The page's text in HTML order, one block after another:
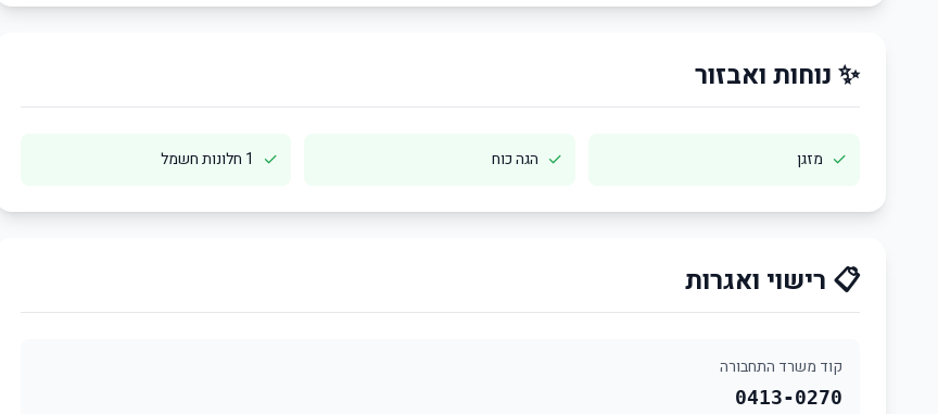
✨ נוחות ואבזור
✓ מזגן ✓ הגה כוח ✓ 1 חלונות חשמל
📋 רישוי ואגרות
קוד משרד התחבורה
0413-0270